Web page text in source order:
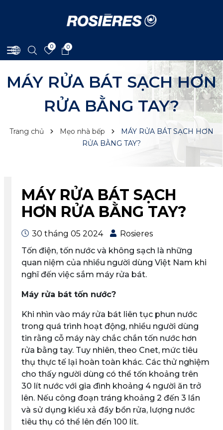
0 0
MÁY RỬA BÁT SẠCH HƠN
RỬA BẰNG TAY?
Trang chủ Mẹo nhà bếp
MÁY RỬA BÁT SẠCH HƠN
RỬA BẰNG TAY?
MÁY RỬA BÁT SẠCH
HƠN RỬA BẰNG TAY?
30 tháng 05 2024
Rosieres
Tốn điện, tốn nước và không sạch là những
quan niệm của nhiều người dùng Việt Nam khi
nghĩ đến việc sắm máy rửa bát.
Máy rửa bát tốn nước?
Khi nhìn vào máy rửa bát liên tục phun nước
trong quá trình hoạt động, nhiều người dùng
tin rằng cỗ máy này chắc chắn tốn nước hơn
rửa bằng tay. Tuy nhiên, theo Cnet, mức tiêu
thụ thực tế lại hoàn toàn khác. Các thử nghiệm
cho thấy người dùng có thể tốn khoảng trên
30 lít nước với gia đình khoảng 4 người ăn trở
lên. Nếu công đoạn tráng khoảng 2 đến 3 lần
và sử dụng kiểu xả đầy bồn rửa, lượng nước
tiêu thụ có thể lên đến 100 lít.